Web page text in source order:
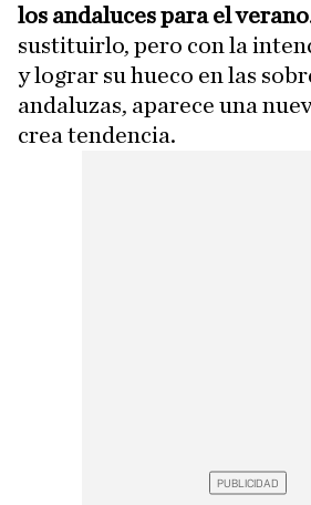
los andaluces para el verano
sustituirlo, pero con la
y lograr su hueco en las
andaluzas, aparece una
crea tendencia.